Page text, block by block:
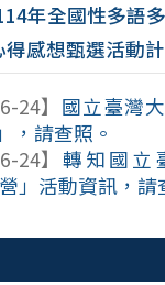
年全國性多語
得感想甄選活動
24】 國立臺灣
，請查照。
24】 轉知國立
」活動資訊，請